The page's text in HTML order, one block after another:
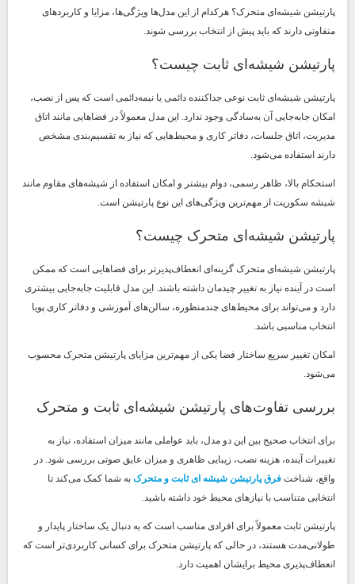
پارتیشن شیشه‌ای متحرک؟ هرکدام از این مدل‌ها ویژگی‌ها، مزایا و کاربردهای
متفاوتی دارند که باید پیش از انتخاب بررسی شوند.
پارتیشن شیشه‌ای ثابت چیست؟
پارتیشن شیشه‌ای ثابت نوعی جداکننده دائمی یا نیمه‌دائمی است که پس از نصب،
امکان جابه‌جایی آن به‌سادگی وجود ندارد. این مدل معمولاً در فضاهایی مانند اتاق
مدیریت، اتاق جلسات، دفاتر کاری و محیط‌هایی که نیاز به تقسیم‌بندی مشخص
دارند استفاده می‌شود.
استحکام بالا، ظاهر رسمی، دوام بیشتر و امکان استفاده از شیشه‌های مقاوم مانند
شیشه سکوریت از مهم‌ترین ویژگی‌های این نوع پارتیشن است.
پارتیشن شیشه‌ای متحرک چیست؟
پارتیشن شیشه‌ای متحرک گزینه‌ای انعطاف‌پذیرتر برای فضاهایی است که ممکن
است در آینده نیاز به تغییر چیدمان داشته باشند. این مدل قابلیت جابه‌جایی بیشتری
دارد و می‌تواند برای محیط‌های چندمنظوره، سالن‌های آموزشی و دفاتر کاری پویا
انتخاب مناسبی باشد.
امکان تغییر سریع ساختار فضا یکی از مهم‌ترین مزایای پارتیشن متحرک محسوب
می‌شود.
بررسی تفاوت‌های پارتیشن شیشه‌ای ثابت و متحرک
برای انتخاب صحیح بین این دو مدل، باید عواملی مانند میزان استفاده، نیاز به
تغییرات آینده، هزینه نصب، زیبایی ظاهری و میزان عایق صوتی بررسی شود. در
واقع، شناخت فرق پارتیشن شیشه ای ثابت و متحرک به شما کمک می‌کند تا
انتخابی متناسب با نیازهای محیط خود داشته باشید.
پارتیشن ثابت معمولاً برای افرادی مناسب است که به دنبال یک ساختار پایدار و
طولانی‌مدت هستند، در حالی که پارتیشن متحرک برای کسانی کاربردی‌تر است که
انعطاف‌پذیری محیط برایشان اهمیت دارد.